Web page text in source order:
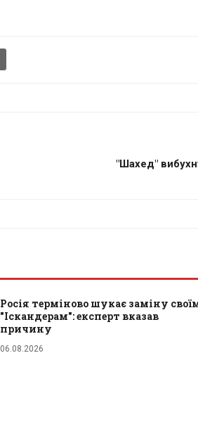
"Шахед"
Росія терміново шукає заміну
"Іскандерам": експерт вказав
причину
06.08.2026